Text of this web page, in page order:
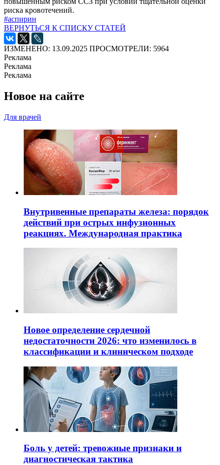
риска кровотечений.
#аспирин
ВЕРНУТЬСЯ К СПИСКУ СТАТЕЙ
ИЗМЕНЕНО: 13.09.2025 ПРОСМОТРЕЛИ: 5964
Реклама
Реклама
Реклама
Новое на сайте
Для врачей
Внутривенные препараты железа: порядок
действий при острых инфузионных
реакциях. Международная практика
Новое определение сердечной
недостаточности 2026: что изменилось в
классификации и клиническом подходе
Боль у детей: тревожные признаки и
диагностическая тактика